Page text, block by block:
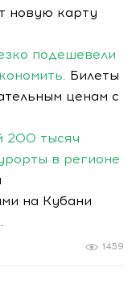
новую карту
подешевели
Билеты
ценам с
200 тысяч
в регионе
на Кубани
1459